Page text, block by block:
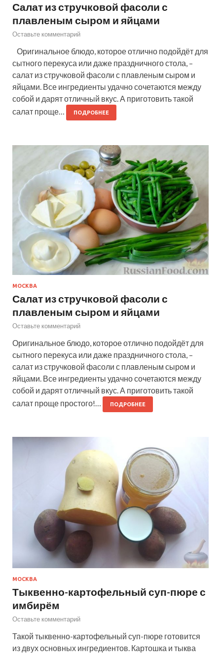
Салат из стручковой фасоли с
плавленым сыром и яйцами
Оставьте комментарий
Оригинальное блюдо, которое отлично подойдёт для
сытного перекуса или даже праздничного стола, –
салат из стручковой фасоли с плавленым сыром и
яйцами. Все ингредиенты удачно сочетаются между
собой и дарят отличный вкус. А приготовить такой
салат проще…
ПОДРОБНЕЕ
МОСКВА
Салат из стручковой фасоли с
плавленым сыром и яйцами
Оставьте комментарий
Оригинальное блюдо, которое отлично подойдёт для
сытного перекуса или даже праздничного стола, –
салат из стручковой фасоли с плавленым сыром и
яйцами. Все ингредиенты удачно сочетаются между
собой и дарят отличный вкус. А приготовить такой
салат проще простого!…
ПОДРОБНЕЕ
МОСКВА
Тыквенно-картофельный суп-пюре с
имбирём
Оставьте комментарий
Такой тыквенно-картофельный суп-пюре готовится
из двух основных ингредиентов. Картошка и тыква